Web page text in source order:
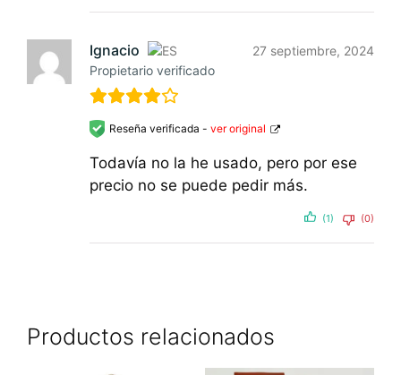
Ignacio
Propietario verificado
27 septiembre, 2024
Reseña verificada - ver original
Todavía no la he usado, pero por ese
precio no se puede pedir más.
(1) (0)
Productos relacionados